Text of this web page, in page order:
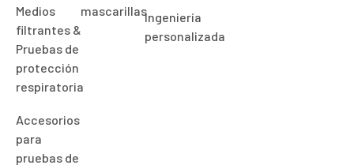
Medios
filtrantes &
Pruebas de
protección
respiratoria
Accesorios
para
pruebas de
mascarillasIngeniería
personalizada